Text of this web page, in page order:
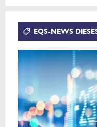
EQS-NEWS